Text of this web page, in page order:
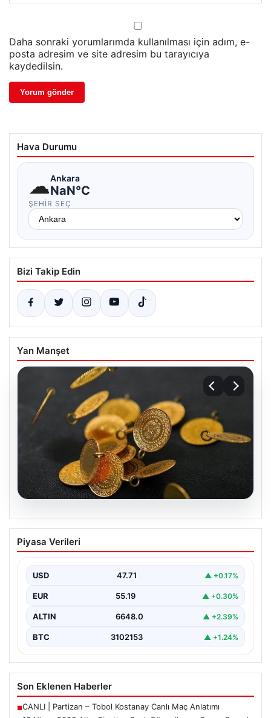
Daha sonraki yorumlarımda kullanılması için adım, e-
posta adresim ve site adresim bu tarayıcıya
kaydedilsin.
Hava Durumu
☁Ankara
NaN°C
ŞEHIR SEÇ
Bizi Takip Edin
Yan Manşet
05.08.2026
13 Nisan 2026 Altın Fiyatları Canlı
Güncelleme: Gram, Çeyrek, Yarım ve
Altın piyasalarda hafta başında tansiyon yükseldi. ABD
beklenen…
Piyasa Verileri
USD 47.71 ▲ +0.17%
EUR 55.19 ▲ +0.30%
ALTIN 6648.0 ▲ +2.39%
BTC 3102153 ▲ +1.24%
Son Eklenen Haberler
■CANLI | Partizan – Tobol Kostanay Canlı Maç Anlatımı